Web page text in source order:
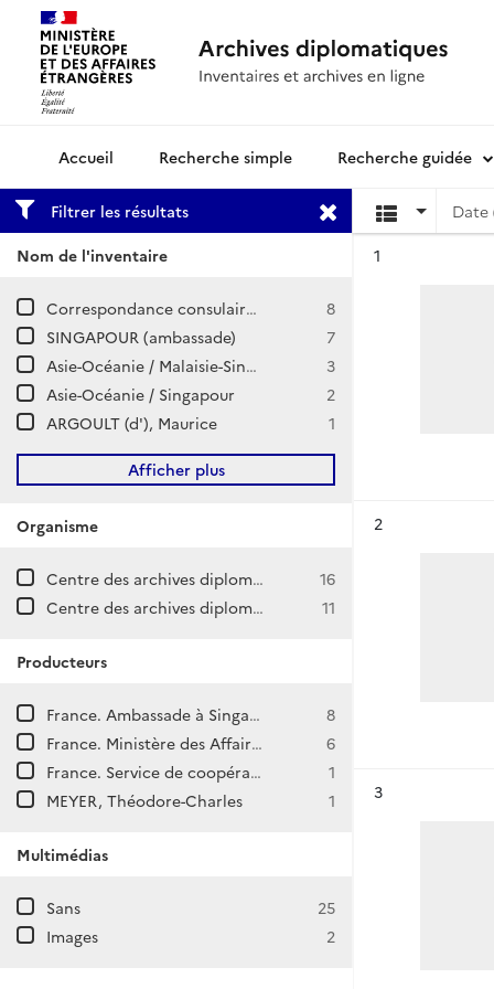
Archives diplomatiquesRecherche simple Recherche guidée
Filtrer les résultats
Nom de l'inventaire
Correspondance consulaire et commerciale / SINGAPOUR
8
SINGAPOUR (ambassade)
7
Asie-Océanie / Malaisie-Singapour (1944-1972)
3
Asie-Océanie / Singapour
2
ARGOULT (d'), Maurice
1
Afficher plus
Organisme
Centre des archives diplomatiques de La Courneuve
16
Centre des archives diplomatiques de Nantes
11
Producteurs
France. Ambassade à Singapour
8
France. Ministère des Affaires étrangères. Direction générale des Affaires politiques et de Sécurité. Direction d'Asie et d'Océanie.
6
France. Service de coopération et d'action culturelle à Singapour
1
MEYER, Théodore-Charles
1
Multimédias
Sans
25
Images
2
Date
1
2
3